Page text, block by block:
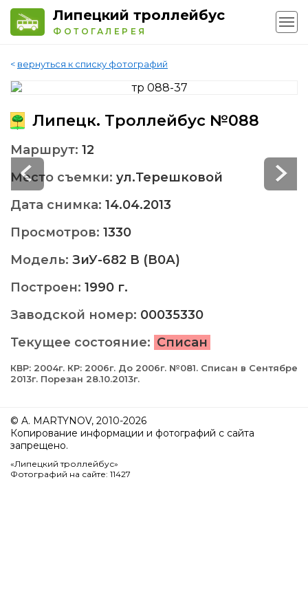
Липецкий троллейбус
ФОТОГАЛЕРЕЯ
< вернуться к списку фотографий
Липецк. Троллейбус №088
Маршрут: 12
Место съемки: ул.Терешковой
Дата снимка: 14.04.2013
Просмотров: 1330
Модель: ЗиУ-682 В (В0А)
Построен: 1990 г.
Заводской номер: 00035330
Текущее состояние: Списан
КВР: 2004г. КР: 2006г. До 2006г. №081. Списан в Сентябре
2013г. Порезан 28.10.2013г.
© A. MARTYNOV, 2010-2026
Копирование информации и фотографий с сайта
запрещено.
«Липецкий троллейбус»
Фотографий на сайте: 11427